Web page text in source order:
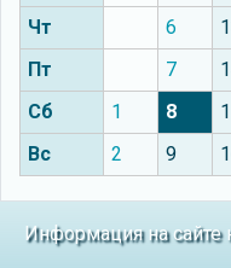
Чт
6
Пт
7
Сб
1 8
Вс
2 9
Информация на сайте